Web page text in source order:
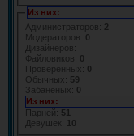
Из них:
Администраторов: 2
Модераторов: 0
Дизайнеров:
Файловиков: 0
Проверенных: 0
Обычных: 59
Забаненых: 0
Из них:
Парней: 51
Девушек:
10